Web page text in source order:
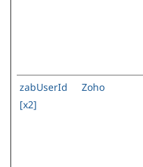
zabUserId
[x2]
Zoho